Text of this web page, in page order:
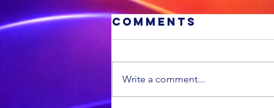
Comments
Write a comment...